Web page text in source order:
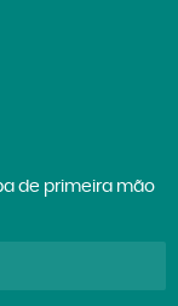
de primeira mão